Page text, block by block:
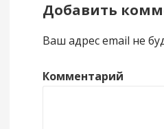
Добавить
Ваш адрес email не
Комментарий